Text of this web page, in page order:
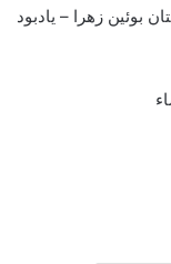
زهرا – یادبود